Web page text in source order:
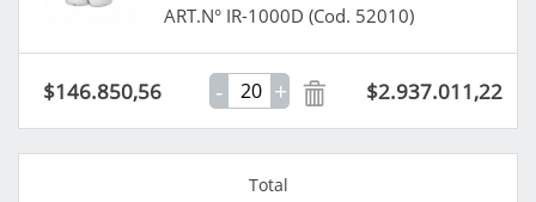
ART.N° IR-1000D (Cod. 52010)
$146.850,56 - + $2.937.011,22
Total